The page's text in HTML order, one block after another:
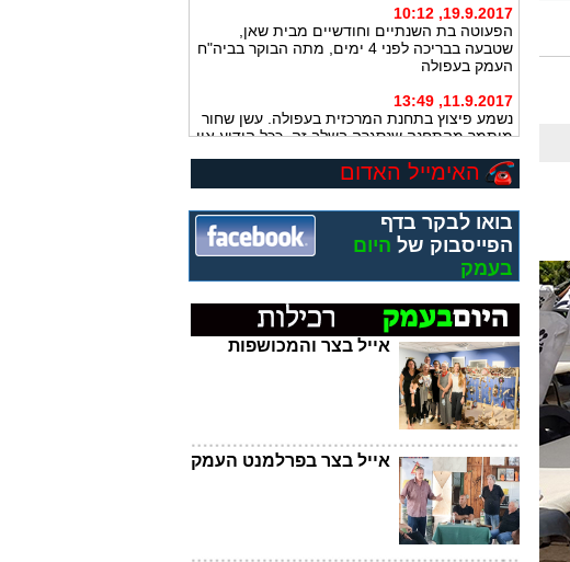
19.9.2017, 10:12
הפעוטה בת השנתיים וחודשיים מבית שאן,
שטבעה בבריכה לפני 4 ימים, מתה הבוקר בביה"ח
העמק בעפולה
11.9.2017, 13:49
נשמע פיצוץ בתחנת המרכזית בעפולה. עשן שחור
מיתמר מהתחנה שנסגרה בשלב זה. ככל הידוע אין
28.8.2017, 10:10
שהתחשמל במפעל בקיבוץ חמדיה מת מפצעיו.
מותו נקבע בבה״ח העמק בעפולה
28.8.2017, 08:37
שבעמק בית שאן... צוות של מד"א גלבוע מבצע בו
החייאה. מצבו קשה
25.8.2017, 23:08
עפולה: בת 50 נדקרה בידי בעלה. פונתה במצב
בינוני לביה״ח העמק. הבעל נעצר לחקירה
23.8.2017, 22:16
שלושה פצועים קשה מירי באום אל פחם. פונו
באמבולנסים לביה״ח העמק. המשטרה חוקרת
13.8.2017, 07:23
האימייל האדום
בואו לבקר בדף
הפייסבוק של היום
בעמק
אייל בצר והמכושפות
אייל בצר בפרלמנט העמק